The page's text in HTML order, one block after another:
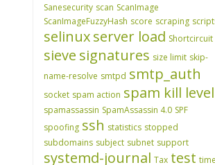
Sanesecurity scan ScanImage
ScanImageFuzzyHash score scraping
selinuxserver load Shortcircuit
sieve signatures size limit skip-
name-resolve smtpd smtp_auth
socket spam action spam kill level
spamassassin SpamAssassin 4.0 SPF
spoofing ssh statistics stopped
subdomains subject subnet support
systemd-journal Tax test time